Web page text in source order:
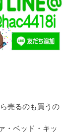
売るのも買うの
・ベッド・キッ